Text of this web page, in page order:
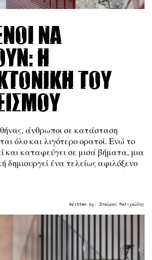
να
Η
του
άνθρωποι σε κατάσταση
όλο και λιγότερο ορατοί. Ενώ το
και καταφεύγει σε μισά βήματα, μια
δημιουργεί ένα τελείως αφιλόξενο
Written by: Σταύρος Μαλιχούδης